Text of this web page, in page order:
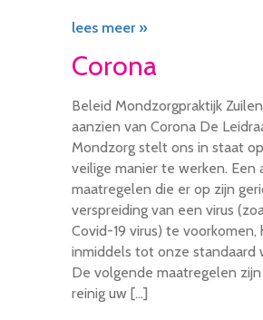
lees meer »
Corona
Beleid Mondzorgpraktijk
aanzien van Corona De
Mondzorg stelt ons in staat
veilige manier te werken. Een
maatregelen die er op zijn
verspreiding van een virus
Covid-19 virus) te voorkomen,
inmiddels tot onze standaard
De volgende maatregelen
reinig uw […]